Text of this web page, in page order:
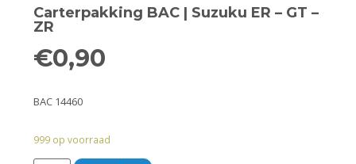
Carterpakking BAC | Suzuku ER – GT –
ZR
€0,90
BAC 14460
999 op voorraad